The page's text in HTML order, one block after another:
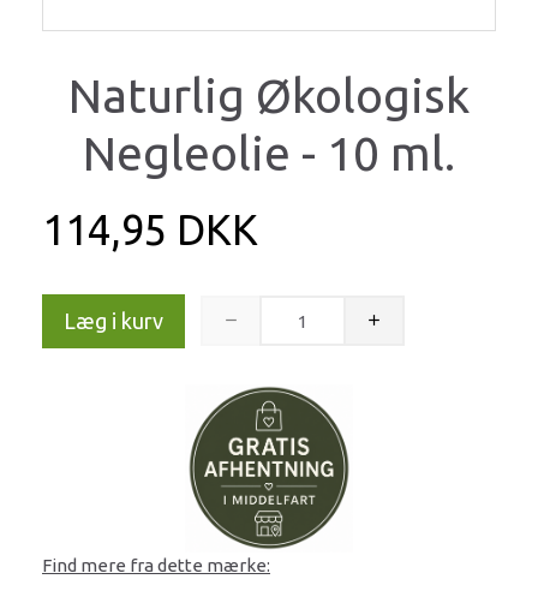
Naturlig Økologisk
Negleolie - 10 ml.
114,95 DKK
Læg i kurv
Find mere fra dette mærke: